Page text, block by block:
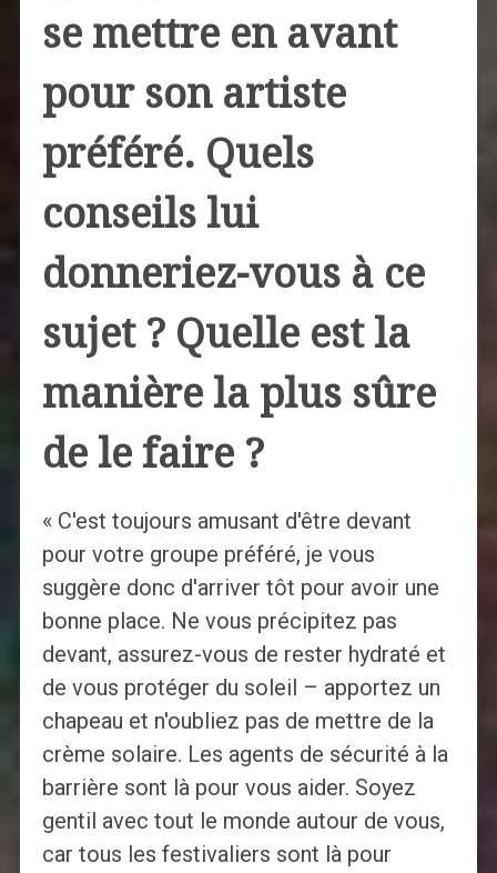
se mettre en avant
pour son artiste
préféré. Quels
conseils lui
donneriez-vous à ce
sujet ? Quelle est la
manière la plus sûre
de le faire ?
« C'est toujours amusant d'être devant
pour votre groupe préféré, je vous
suggère donc d'arriver tôt pour avoir une
bonne place. Ne vous précipitez pas
devant, assurez-vous de rester hydraté et
de vous protéger du soleil – apportez un
chapeau et n'oubliez pas de mettre de la
crème solaire. Les agents de sécurité à la
barrière sont là pour vous aider. Soyez
gentil avec tout le monde autour de vous,
car tous les festivaliers sont là pour